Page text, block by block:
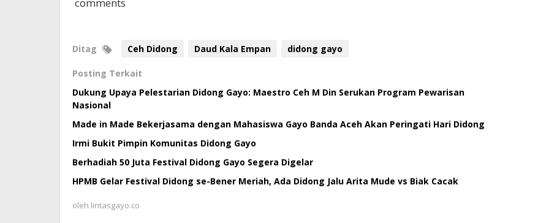
Ditag Ceh Didong Daud Kala Empan didong gayo
Posting Terkait
Dukung Upaya Pelestarian Didong Gayo: Maestro Ceh M Din Serukan Program Pewarisan
Nasional
Made in Made Bekerjasama dengan Mahasiswa Gayo Banda Aceh Akan Peringati Hari Didong
Irmi Bukit Pimpin Komunitas Didong Gayo
Berhadiah 50 Juta Festival Didong Gayo Segera Digelar
HPMB Gelar Festival Didong se-Bener Meriah, Ada Didong Jalu Arita Mude vs Biak Cacak
oleh lintasgayo.co